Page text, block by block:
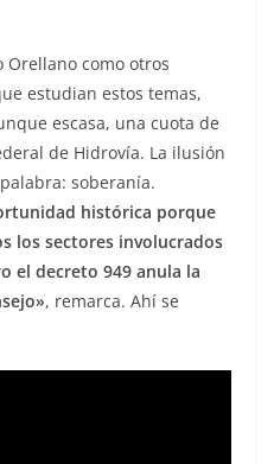
Orellano como otros
estudian estos temas,
escasa, una cuota de
de Hidrovía. La ilusión
soberanía.
histórica porque
los sectores involucrados
el decreto 949 anula la
, remarca. Ahí se